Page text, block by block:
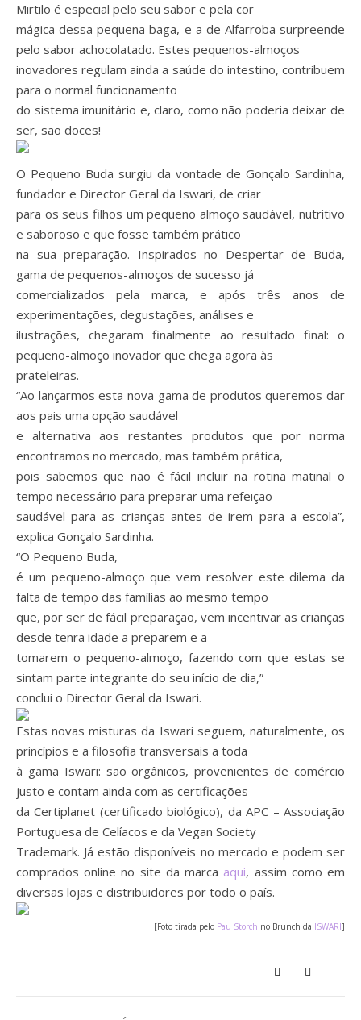
Mirtilo é especial pelo seu sabor e pela cor
mágica dessa pequena baga, e a de Alfarroba surpreende
pelo sabor achocolatado. Estes pequenos-almoços
inovadores regulam ainda a saúde do intestino, contribuem
para o normal funcionamento
do sistema imunitário e, claro, como não poderia deixar de
ser, são doces!
O Pequeno Buda surgiu da vontade de Gonçalo Sardinha,
fundador e Director Geral da Iswari, de criar
para os seus filhos um pequeno almoço saudável, nutritivo
e saboroso e que fosse também prático
na sua preparação. Inspirados no Despertar de Buda,
gama de pequenos-almoços de sucesso já
comercializados pela marca, e após três anos de
experimentações, degustações, análises e
ilustrações, chegaram finalmente ao resultado final: o
pequeno-almoço inovador que chega agora às
prateleiras.
“Ao lançarmos esta nova gama de produtos queremos dar
aos pais uma opção saudável
e alternativa aos restantes produtos que por norma
encontramos no mercado, mas também prática,
pois sabemos que não é fácil incluir na rotina matinal o
tempo necessário para preparar uma refeição
saudável para as crianças antes de irem para a escola”,
explica Gonçalo Sardinha.
“O Pequeno Buda,
é um pequeno-almoço que vem resolver este dilema da
falta de tempo das famílias ao mesmo tempo
que, por ser de fácil preparação, vem incentivar as crianças
desde tenra idade a preparem e a
tomarem o pequeno-almoço, fazendo com que estas se
sintam parte integrante do seu início de dia,”
conclui o Director Geral da Iswari.
Estas novas misturas da Iswari seguem, naturalmente, os
princípios e a filosofia transversais a toda
à gama Iswari: são orgânicos, provenientes de comércio
justo e contam ainda com as certificações
da Certiplanet (certificado biológico), da APC – Associação
Portuguesa de Celíacos e da Vegan Society
Trademark. Já estão disponíveis no mercado e podem ser
comprados online no site da marca aqui, assim como em
diversas lojas e distribuidores por todo o país.
[Foto tirada pelo Pau Storch no Brunch da ISWARI]